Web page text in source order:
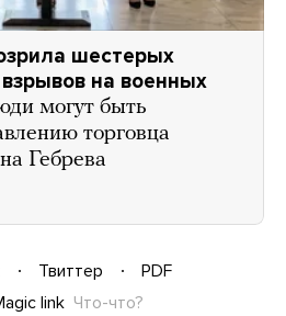
шестерых
на военных
могут быть
торговца
Гебрева
Твиттер
PDF
link Что-что?